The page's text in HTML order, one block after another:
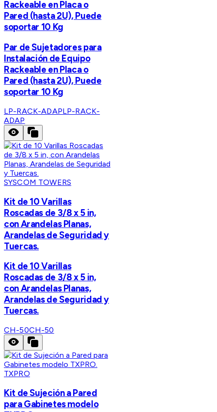
Rackeable en Placa o
Pared (hasta 2U), Puede
soportar 10 Kg
Par de Sujetadores para
Instalación de Equipo
Rackeable en Placa o
Pared (hasta 2U), Puede
soportar 10 Kg
LP-RACK-ADAPLP-RACK-
ADAP
SYSCOM TOWERS
Kit de 10 Varillas
Roscadas de 3/8 x 5 in,
con Arandelas Planas,
Arandelas de Seguridad y
Tuercas.
Kit de 10 Varillas
Roscadas de 3/8 x 5 in,
con Arandelas Planas,
Arandelas de Seguridad y
Tuercas.
CH-50CH-50
TXPRO
Kit de Sujeción a Pared
para Gabinetes modelo